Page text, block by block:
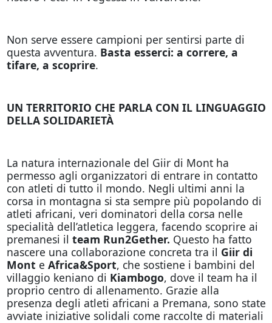
Non serve essere campioni per sentirsi parte di
questa avventura. Basta esserci: a correre, a
tifare, a scoprire.
UN TERRITORIO CHE PARLA CON IL LINGUAGGIO
DELLA SOLIDARIETÀ
La natura internazionale del Giir di Mont ha
permesso agli organizzatori di entrare in contatto
con atleti di tutto il mondo. Negli ultimi anni la
corsa in montagna si sta sempre più popolando di
atleti africani, veri dominatori della corsa nelle
specialità dell’atletica leggera, facendo scoprire ai
premanesi il team Run2Gether. Questo ha fatto
nascere una collaborazione concreta tra il Giir di
Mont e Africa&Sport, che sostiene i bambini del
villaggio keniano di Kiambogo, dove il team ha il
proprio centro di allenamento. Grazie alla
presenza degli atleti africani a Premana, sono state
avviate iniziative solidali come raccolte di materiali